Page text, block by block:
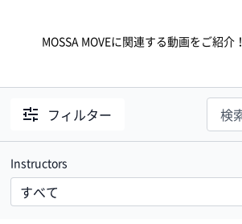
MOSSA MOVEに関連する動画をご紹介！
フィルター
Instructors